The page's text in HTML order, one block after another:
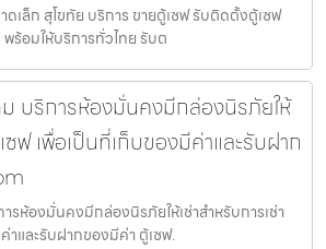
เล็ก สุโขทัย บริการ ขายตู้เซฟ รับติดตั้งตู้เซฟ
ร้อมให้บริการทั่วไทย รับต
บริการห้องมั่นคงมีกล่องนิรภัยให้
ซฟ เพื่อเป็นที่เก็บของมีค่าและรับฝาก
ห้องมั่นคงมีกล่องนิรภัยให้เช่าสำหรับการเช่า
าและรับฝากของมีค่า ตู้เซฟ.